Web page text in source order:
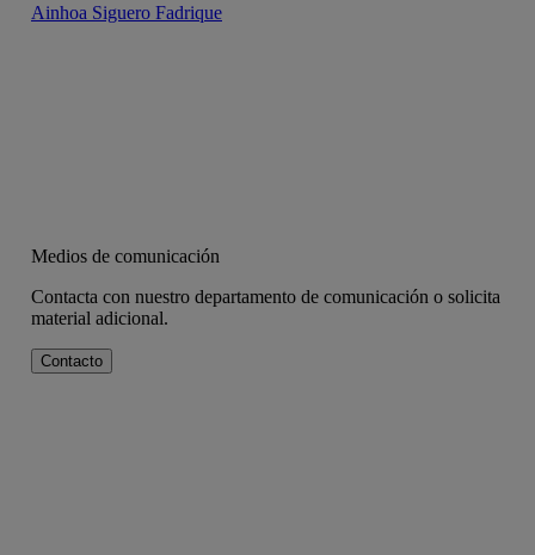
Ainhoa Siguero Fadrique
Medios de comunicación
Contacta con nuestro departamento de comunicación o solicita
material adicional.
Contacto